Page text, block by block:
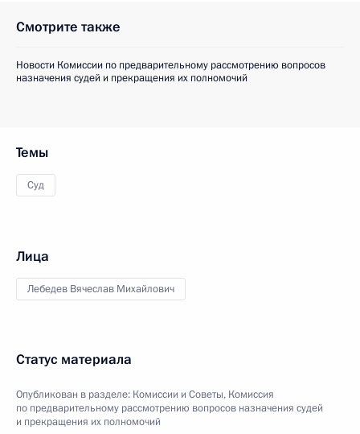
Смотрите также
Новости Комиссии по предварительному рассмотрению вопросов
назначения судей и прекращения их полномочий
Темы
Суд
Лица
Лебедев Вячеслав Михайлович
Статус материала
Опубликован в разделе: Комиссии и Советы, Комиссия
по предварительному рассмотрению вопросов назначения судей
и прекращения их полномочий